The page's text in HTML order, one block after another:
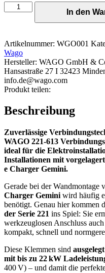
WAGO
Verbindungsklemme
–
5er-
Set
Menge
In den
Artikelnummer: WGO001
Wago
Hersteller: WAGO GmbH &
Hansastraße 27 I 32423
info.de@wago.com
Produkt teilen:
Beschreibung
Zuverlässige
WAGO 221-613
ideal für die
Installationen mit
e Charger Gemini.
Gerade bei der Wandmontage
Charger Gemini wird häufig
benötigt. Genau hier kommen
der Serie 221 ins Spiel: Sie
werkzeuglosen Anschluss
kompakt, schnell und
Diese Klemmen sind
mit bis zu 22 kW
400 V) – und damit die